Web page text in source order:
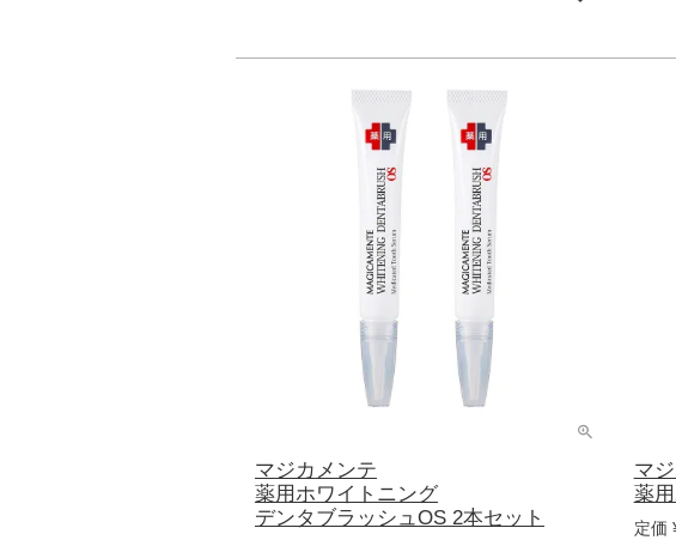
マジカメンテ
薬用ホワイトニング
デンタブラッシュOS 2本セット
マ
薬
定価